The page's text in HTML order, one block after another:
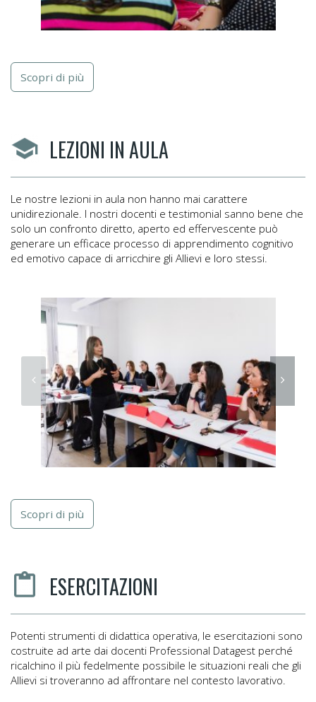
Scopri di più
LEZIONI IN AULA
Le nostre lezioni in aula non hanno mai carattere
unidirezionale. I nostri docenti e testimonial sanno bene che
solo un confronto diretto, aperto ed effervescente può
generare un efficace processo di apprendimento cognitivo
ed emotivo capace di arricchire gli Allievi e loro stessi.
Scopri di più
ESERCITAZIONI
Potenti strumenti di didattica operativa, le esercitazioni sono
costruite ad arte dai docenti Professional Datagest perché
ricalchino il più fedelmente possibile le situazioni reali che gli
Allievi si troveranno ad affrontare nel contesto lavorativo.